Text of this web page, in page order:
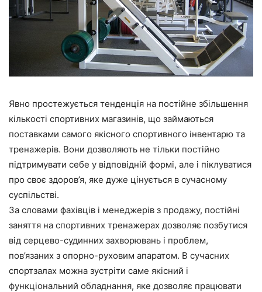
Явно простежується тенденція на постійне збільшення
кількості спортивних магазинів, що займаються
поставками самого якісного спортивного інвентарю та
тренажерів. Вони дозволяють не тільки постійно
підтримувати себе у відповідній формі, але і піклуватися
про своє здоров’я, яке дуже цінується в сучасному
суспільстві.
За словами фахівців і менеджерів з продажу, постійні
заняття на спортивних тренажерах дозволяє позбутися
від серцево-судинних захворювань і проблем,
пов’язаних з опорно-руховим апаратом. В сучасних
спортзалах можна зустріти саме якісний і
функціональний обладнання, яке дозволяє працювати